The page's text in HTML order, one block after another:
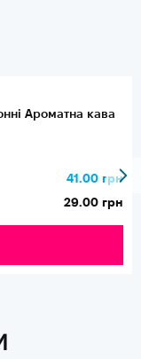
Ароматна кава
41.00 грн
29.00 грн